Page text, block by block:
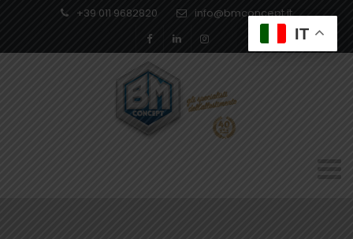
+39 011 9682820 info@bmconcept.it
IT